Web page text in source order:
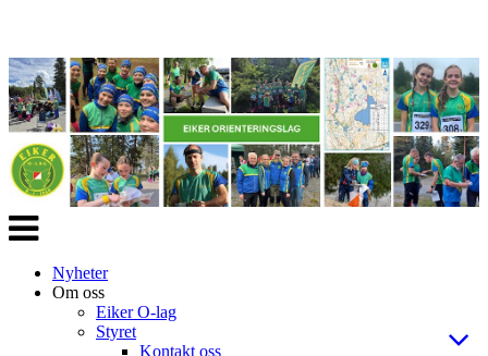
Veksle
navigasjon
Nyheter
Om oss
Eiker O-lag
Styret
Kontakt oss